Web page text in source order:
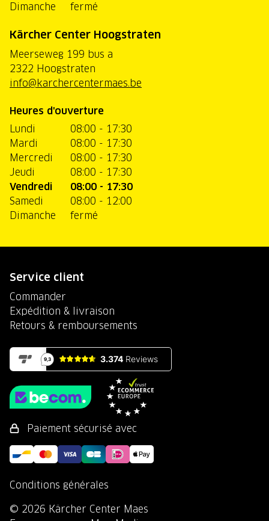
Dimanche
fermé
Kärcher Center Hoogstraten
Meerseweg 199 bus a
2322 Hoogstraten
info@karchercentermaes.be
Heures d'ouverture
Lundi
08:00 - 17:30
Mardi
08:00 - 17:30
Mercredi
08:00 - 17:30
Jeudi
08:00 - 17:30
Vendredi
08:00 - 17:30
Samedi
08:00 - 12:00
Dimanche
fermé
Service client
Commander
Expédition & livraison
Retours & remboursements
Paiement sécurisé avec
Conditions générales
© 2026 Kärcher Center Maes